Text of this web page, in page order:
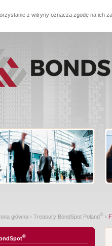
z witryny oznacza zgodę na ich
główna › Treasury BondSpot Poland® ›
®